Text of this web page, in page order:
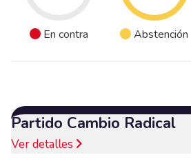
En contra Abstención
Partido Cambio Radical
Ver detalles